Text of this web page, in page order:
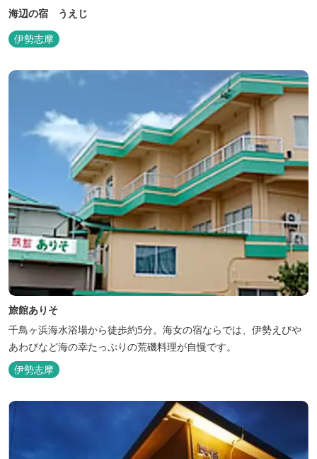
海辺の宿 うえじ
伊勢志摩
旅館ありそ
千鳥ヶ浜海水浴場から徒歩約5分。海女の宿ならでは、伊勢えびや
あわびなど海の幸たっぷりの荒磯料理が自慢です。
伊勢志摩